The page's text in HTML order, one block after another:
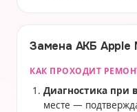
Замена АКБ Apple
КАК ПРОХОДИТ
Диагностика при
месте —